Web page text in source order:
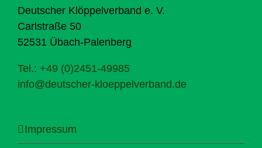
Deutscher Klöppelverband e. V.
Carlstraße 50
52531 Übach-Palenberg
Tel.: +49 (0)2451-49985
info@deutscher-kloeppelverband.de
Impressum